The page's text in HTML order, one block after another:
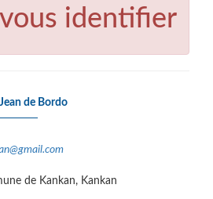
identifier
de Bordo
de Kankan, Kankan